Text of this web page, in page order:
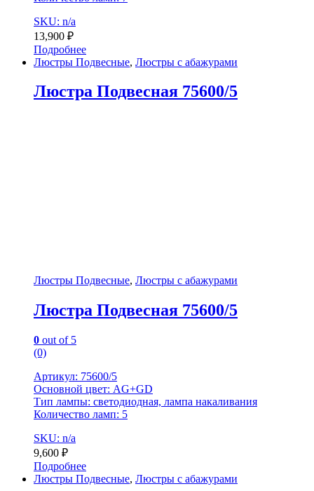
SKU: n/a
13,900 ₽
Подробнее
Люстры Подвесные, Люстры с абажурами
Люстра Подвесная 75600/5
Люстры Подвесные, Люстры с абажурами
Люстра Подвесная 75600/5
0 out of 5
(0)
Артикул: 75600/5
Основной цвет: AG+GD
Тип лампы: светодиодная, лампа накаливания
Количество ламп: 5
SKU: n/a
9,600 ₽
Подробнее
Люстры Подвесные, Люстры с абажурами